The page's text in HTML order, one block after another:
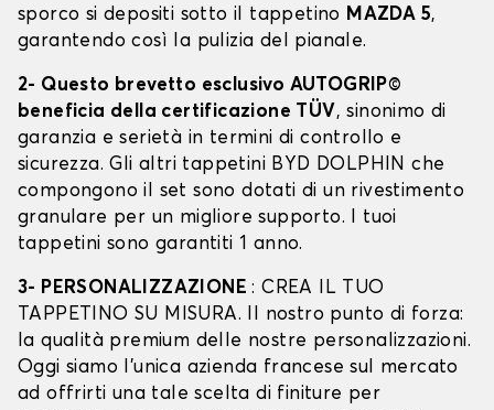
sporco si depositi sotto il tappetino MAZDA 5,
garantendo così la pulizia del pianale.
2- Questo brevetto esclusivo AUTOGRIP©
beneficia della certificazione TÜV, sinonimo di
garanzia e serietà in termini di controllo e
sicurezza. Gli altri tappetini BYD DOLPHIN che
compongono il set sono dotati di un rivestimento
granulare per un migliore supporto. I tuoi
tappetini sono garantiti 1 anno.
3- PERSONALIZZAZIONE: CREA IL TUO
TAPPETINO SU MISURA. Il nostro punto di forza:
la qualità premium delle nostre personalizzazioni.
Oggi siamo l’unica azienda francese sul mercato
ad offrirti una tale scelta di finiture per